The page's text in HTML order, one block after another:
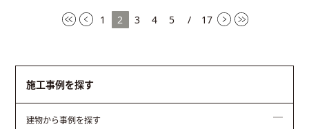
1 2 3 4 5 / 17
施工事例を探す
建物から事例を探す